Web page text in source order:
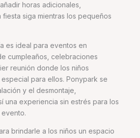
horas adicionales,
siga mientras los pequeños
es ideal para eventos en
cumpleaños, celebraciones
reunión donde los niños
para ellos. Ponypark se
y el desmontaje,
una experiencia sin estrés para los
brindarle a los niños un espacio